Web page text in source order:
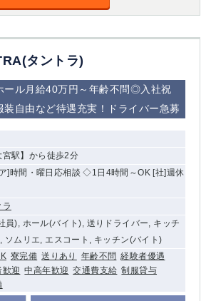
タントラ)
ール月給40万円～年齢不問◎入社祝
装自由など待遇充実！ドライバー急募
宮駅】から徒歩2分
]時間・曜日応相談 ◇1日4時間～OK [社]週休
ラ
員), ホール(バイト), 送りドライバー, キッチ
ソムリエ, エスコート, キッチン(バイト)
寮完備 送りあり 年齢不問 経験者優遇
歓迎 中高年歓迎 交通費支給 制服貸与